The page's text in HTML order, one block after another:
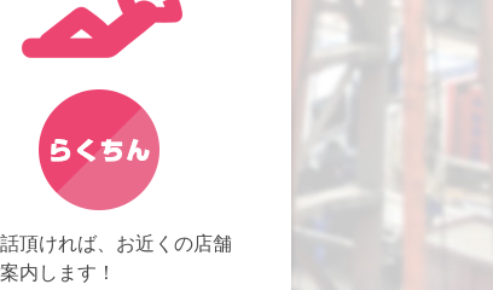
頂ければ、お近くの店舗
内します！